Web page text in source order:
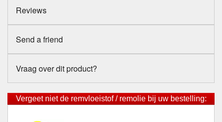
Reviews
Send a friend
Vraag over dit product?
Vergeet niet de remvloeistof / remolie bij uw bestelling: